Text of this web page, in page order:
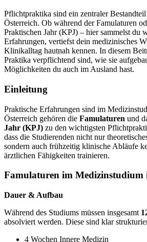
Pflichtpraktika sind ein zentraler
Österreich. Ob während der Famulaturen
Praktischen Jahr (KPJ) – hier sammelst du
Erfahrungen, vertiefst dein medizinisches
Klinikalltag hautnah kennen. In diesem
Praktika verpflichtend sind, wie sie
Möglichkeiten du auch im Ausland hast.
Einleitung
Praktische Erfahrungen sind im
Österreich gehören die Famulaturen und
Jahr (KPJ) zu den wichtigsten
dass die Studierenden nicht nur
sondern auch frühzeitig klinische Abläufe
ärztlichen Fähigkeiten trainieren.
Famulaturen im Medizinstudium
Dauer & Aufbau
Während des Studiums müssen insgesamt
absolviert werden. Diese sind klar
4 Wochen Innere Medizin